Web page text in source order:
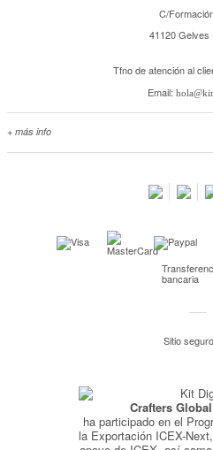
C/
41120 Gelves
Tfno de atención al
Email:
+ más info
Kimidori PRINT, nuestro servicio de
Pago seguro y financiación
Condiciones generales de Compra
bancaria
Sitio
Crafters
ha participado en el
la Exportación ICEX-